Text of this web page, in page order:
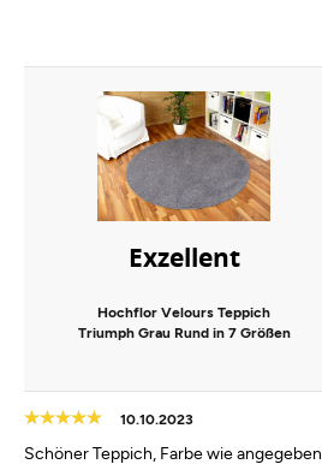
Exzellent
Hochflor Velours Teppich
Triumph Grau Rund in 7 Größen
10.10.2023
Schöner Teppich, Farbe wie angegeben.